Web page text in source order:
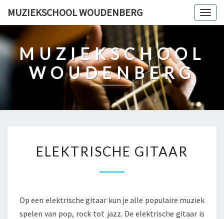
de
content
MUZIEKSCHOOL WOUDENBERG
MUZIEKSCHOOL
WOUDENBERG
GITAAR
ELEKTRISCHE GITAAR
Op een elektrische gitaar kun je alle populaire muziek
spelen van pop, rock tot jazz. De elektrische gitaar is